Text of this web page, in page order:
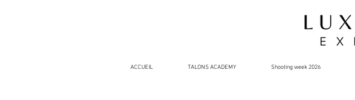
ACCUEIL TALONS ACADEMY Shooting week 2026